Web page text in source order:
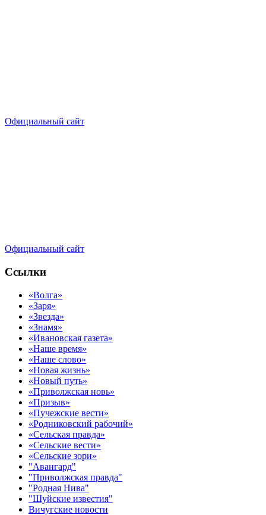
Официальный сайт
Официальный сайт
Ссылки
«Волга»
«Заря»
«Звезда»
«Знамя»
«Ивановская газета»
«Наше время»
«Наше слово»
«Новая жизнь»
«Новый путь»
«Приволжская новь»
«Призыв»
«Пучежские вести»
«Родниковский рабочий»
«Сельская правда»
«Сельские вести»
«Сельские зори»
"Авангард"
"Приволжская правда"
"Родная Нива"
"Шуйские известия"
Вичугские новости